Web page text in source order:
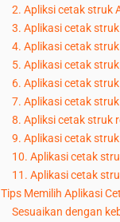
2. Apliksi cetak struk
3. Aplikasi cetak
4. Aplikasi cetak
5. Aplikasi cetak
6. Aplikasi cetak
7. Aplikasi cetak
8. Apliksi cetak struk
9. Aplikasi cetak
10. Aplikasi cetak
11. Aplikasi cetak
Tips Memilih Aplikasi
Sesuaikan dengan